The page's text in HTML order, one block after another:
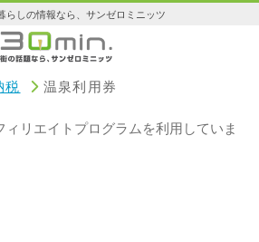
らしの情報なら、サンゼロミニッツ
税 温泉利用券
リエイトプログラムを利用していま